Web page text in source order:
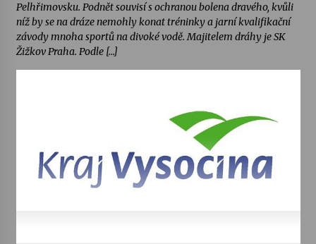
Pelhřimovsku. Podnět souvisí s ochranou bolena dravého, kvůli
níž by se na dráze nemohly konat tréninky a jarní kvalifikační
závody mnoha sportů na divoké vodě. Majitelem dráhy je SK
Žižkov Praha. Podle […]